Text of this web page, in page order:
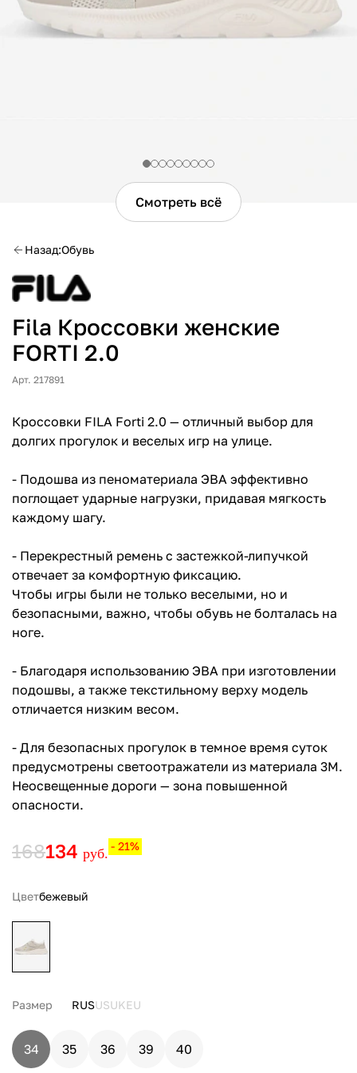
Смотреть всё
Назад Обувь
Fila Кроссовки женские
FORTI 2.0
Арт. 217891
Кроссовки FILA Forti 2.0 — отличный выбор для
долгих прогулок и веселых игр на улице.
- Подошва из пеноматериала ЭВА эффективно
поглощает ударные нагрузки, придавая мягкость
каждому шагу.
- Перекрестный ремень с застежкой-липучкой
отвечает за комфортную фиксацию.
Чтобы игры были не только веселыми, но и
безопасными, важно, чтобы обувь не болталась на
ноге.
- Благодаря использованию ЭВА при изготовлении
подошвы, а также текстильному верху модель
отличается низким весом.
- Для безопасных прогулок в темное время суток
предусмотрены светоотражатели из материала 3M.
Неосвещенные дороги — зона повышенной
опасности.
168134 руб. - 21%
Цветбежевый
Размер RUSUSUKEU
34 35 36 39 40